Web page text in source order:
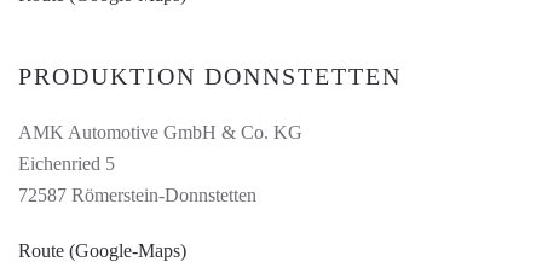
PRODUKTION DONNSTETTEN
AMK Automotive GmbH & Co. KG
Eichenried 5
72587 Römerstein-Donnstetten
Route (Google-Maps)